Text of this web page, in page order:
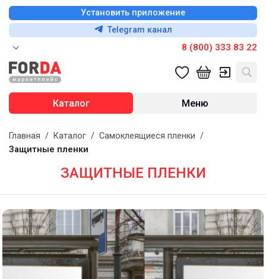
Установить приложение
Telegram канал
8 (800) 333 83 22
Каталог Меню
Главная / Каталог / Самоклеящиеся пленки /
Защитные пленки
ЗАЩИТНЫЕ ПЛЕНКИ